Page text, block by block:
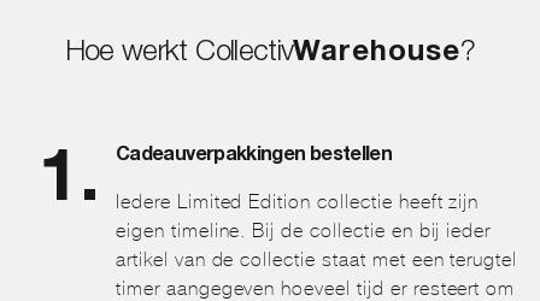
Hoe werkt CollectivWarehouse?
Cadeauverpakkingen bestellen
Iedere Limited Edition collectie heeft zijn
eigen timeline. Bij de collectie en bij ieder
artikel van de collectie staat met een terugtel
timer aangegeven hoeveel tijd er resteert om